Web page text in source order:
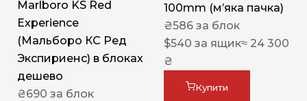
Marlboro KS Red
Experience
(Мальборо КС Ред
Экспириенс) в блоках
дешево
₴690 за блок
100mm (м’яка пачка)
₴586 за блок
$540 за ящик≈ 24 300
₴
Купити